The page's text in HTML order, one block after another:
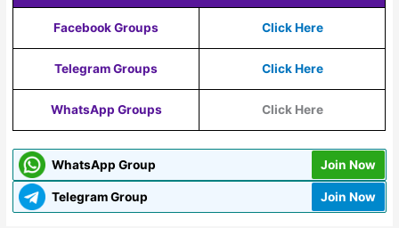
Facebook Groups Click Here
Telegram Groups Click Here
WhatsApp Groups Click Here
WhatsApp Group Join Now
Telegram Group Join Now